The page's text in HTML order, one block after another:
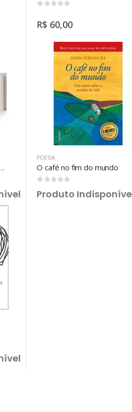
R$ 60,00
O planner do essencialismo
POESIA
O café no fim do mundo
Produto